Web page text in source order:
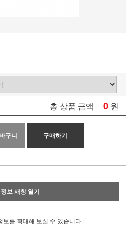
총 상품 금액 0 원
구니 구매하기
보 새창 열기
보를 확대해 보실 수 있습니다.